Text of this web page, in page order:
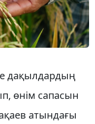
дақылдардың
өнім сапасын
атындағы